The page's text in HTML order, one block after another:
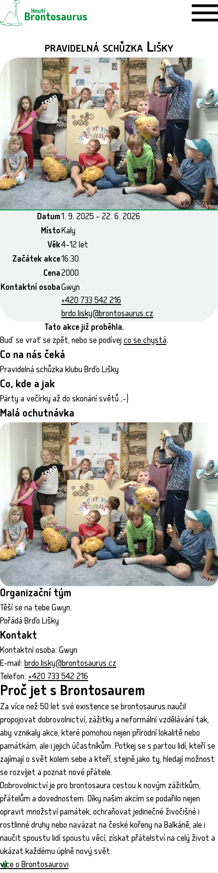
pravidelná schůzka Lišky
víkendovka
Datum1. 9. 2025 – 22. 6. 2026
MístoKaly
Věk4–12 let
Začátek akce16:30
Cena2000
Kontaktní osobaGwyn
+420 733 542 216
brdo.lisky@brontosaurus.cz
Tato akce již proběhla.
Buď se vrať se zpět, nebo se podívejco se chystá.
Co na nás čeká
Pravidelná schůzka klubu Brďo Lišky
Co, kde a jak
Párty a večírky až do skonání světů ;-)
Malá ochutnávka
Organizační tým
Těší se na tebe Gwyn.
Pořádá Brďo Lišky
Kontakt
Kontaktní osoba: Gwyn
E-mail: brdo.lisky@brontosaurus.cz
Telefon: +420 733 542 216
Proč jet s Brontosaurem
Za více než 50 let své existence se brontosaurus naučil
propojovat dobrovolnictví, zážitky a neformální vzdělávání tak,
aby vznikaly akce, které pomohou nejen přírodní lokalitě nebo
památkám, ale i jejich účastníkům. Potkej se s partou lidí, kteří se
zajímají o svět kolem sebe a kteří, stejně jako ty, hledají možnost
se rozvíjet a poznat nové přátele.
Dobrovolnictví je pro brontosaura cestou k novým zážitkům,
přátelům a dovednostem. Díky našim akcím se podařilo nejen
opravit množství památek, ochraňovat jedinečné živočišné i
rostlinné druhy nebo navázat na české kořeny na Balkáně, ale i
naučit spoustu lidí spoustu věcí, získat přátelství na celý život a
ukázat každému úplně nový svět.
více o Brontosaurovi